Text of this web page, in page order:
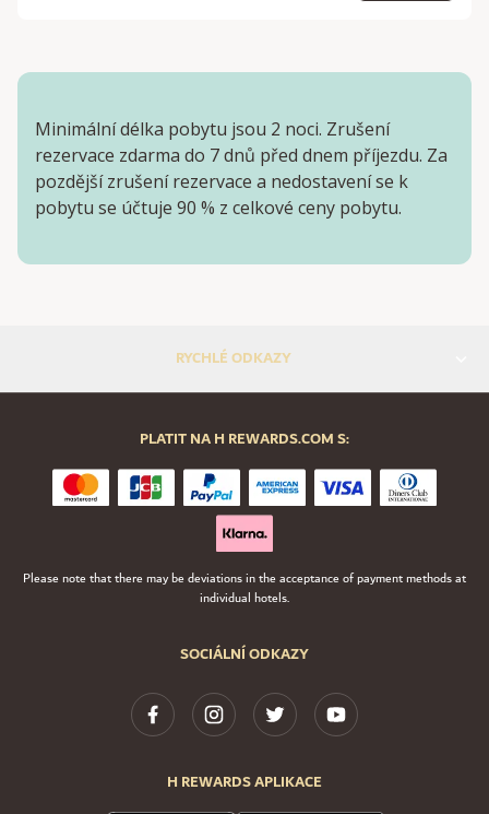
Minimální délka pobytu jsou 2 noci. Zrušení
rezervace zdarma do 7 dnů před dnem příjezdu. Za
pozdější zrušení rezervace a nedostavení se k
pobytu se účtuje 90 % z celkové ceny pobytu.
RYCHLÉ ODKAZY
SOCIÁLNÍ ODKAZY
H REWARDS APLIKACE
PLATIT NA H REWARDS.COM S:
Please note that there may be deviations in the acceptance of payment methods at
individual hotels.